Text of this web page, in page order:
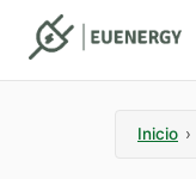
Inicio ›